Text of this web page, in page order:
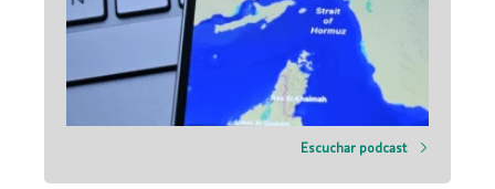
Escuchar podcast